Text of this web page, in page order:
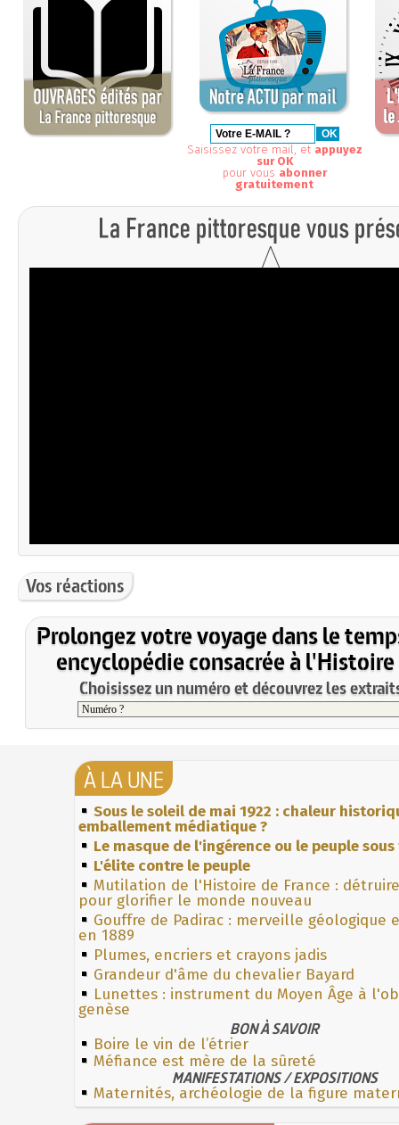
Saisissez votre mail, et appuyez
sur OK
pour vous abonner
gratuitement
Vos réactions
Prolongez votre voyage dans le
encyclopédie consacrée à l'Histoire
Choisissez un numéro et découvrez les
À LA UNE
Sous le soleil de mai 1922 : chaleur
emballement médiatique ?
Le masque de l'ingérence ou le peuple
L'élite contre le peuple
Mutilation de l'Histoire de France :
pour glorifier le monde nouveau
Gouffre de Padirac : merveille géologique
en 1889
Plumes, encriers et crayons jadis
Grandeur d'âme du chevalier Bayard
Lunettes : instrument du Moyen Âge à
genèse
BON À SAVOIR
Boire le vin de l’étrier
Méfiance est mère de la sûreté
MANIFESTATIONS / EXPOSITIONS
Maternités, archéologie de la figure